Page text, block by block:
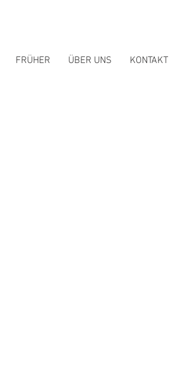
FRÜHER ÜBER UNS KONTAKT